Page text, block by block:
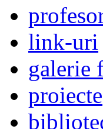
link-uri
galerie
proiecte